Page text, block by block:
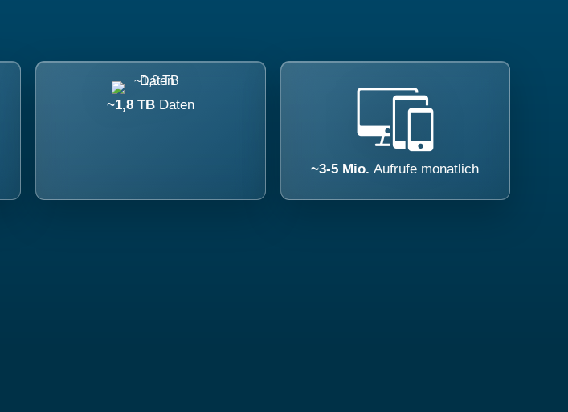
~1,8 TB Daten
~3-5 Mio.Aufrufe monatlich